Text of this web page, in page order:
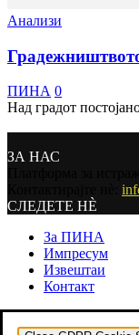
Анализи
ПИНА 0
Над градот
ЗА НАС
СЛЕДЕТЕ НЀ
За ПИНА
Импресум
Извештаи
Контакт